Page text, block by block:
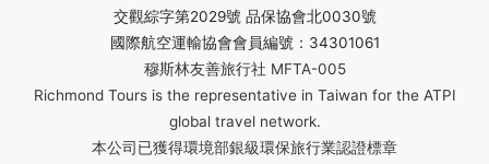
交觀綜字第2029號 品保協會北0030號
國際航空運輸協會會員編號：34301061
穆斯林友善旅行社 MFTA-005
Richmond Tours is the representative in Taiwan for the ATPI
global travel network.
本公司已獲得環境部銀級環保旅行業認證標章